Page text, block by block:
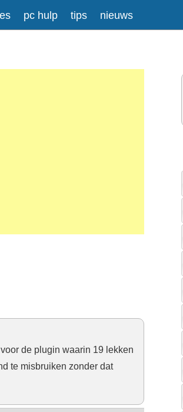
pc hulp tips nieuws
de plugin waarin 19 lekken
te misbruiken zonder dat
over tekstopmaak
naar links omgezet.